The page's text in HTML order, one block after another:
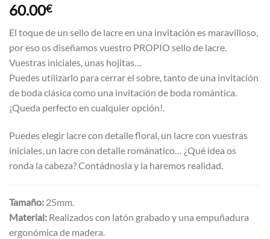
60.00€
El toque de un sello de lacre en una invitación es maravilloso,
por eso os diseñamos vuestro PROPIO sello de lacre.
Vuestras iniciales, unas hojitas…
Puedes utilizarlo para cerrar el sobre, tanto de una invitación
de boda clásica como una invitación de boda romántica.
¡Queda perfecto en cualquier opción!.
Puedes elegir lacre con detalle floral, un lacre con vuestras
iniciales, un lacre con detalle románatico… ¿Qué idea os
ronda la cabeza? Contádnosla y la haremos realidad.
Tamaño: 25mm.
Material: Realizados con latón grabado y una empuñadura
ergonómica de madera.